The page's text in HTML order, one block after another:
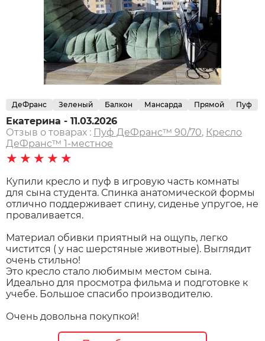
ДеФранс Зеленый Балкон Мансарда Прямой Пуф
Екатерина - 11.03.2026
Отзыв о товарах : Пуф ДеФранс™️ 90/70, Кресло
ДеФранс™️ 1-местное
★★★★★
Купили кресло и пуф в игровую часть комнаты
для сына студента. Спинка анатомической формы
отлично поддерживает спину, сиденье упругое, не
проваливается.
Материал обивки приятный на ощупь, легко
чистится ( у нас шерстяные животные). Выглядит
очень стильно!
Это кресло стало любимым местом сына.
Идеально для просмотра фильма и подготовке к
учебе. Большое спасибо производителю.
Очень довольна покупкой!